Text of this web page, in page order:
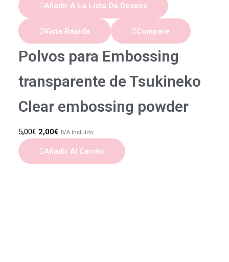
Añadir A La Lista De Deseos
Vista Rápida Compare
Polvos para Embossing
transparente de Tsukineko
Clear embossing powder
5,00€ 2,00€ IVA Incluido
Añadir Al Carrito